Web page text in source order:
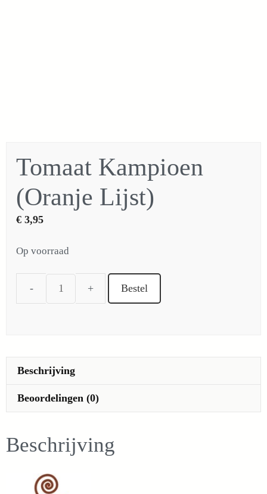
Tomaat Kampioen
(Oranje Lijst)
€ 3,95
Op voorraad
Tomaat
aantal
Bestel
Beschrijving
Beoordelingen (0)
Beschrijving